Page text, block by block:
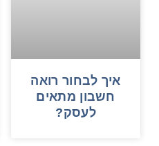
איך לבחור רואה
חשבון מתאים
לעסק?